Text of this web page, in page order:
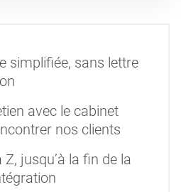
simplifiée, sans lettre
avec le cabinet
nos clients
Z, jusqu’à la fin de la